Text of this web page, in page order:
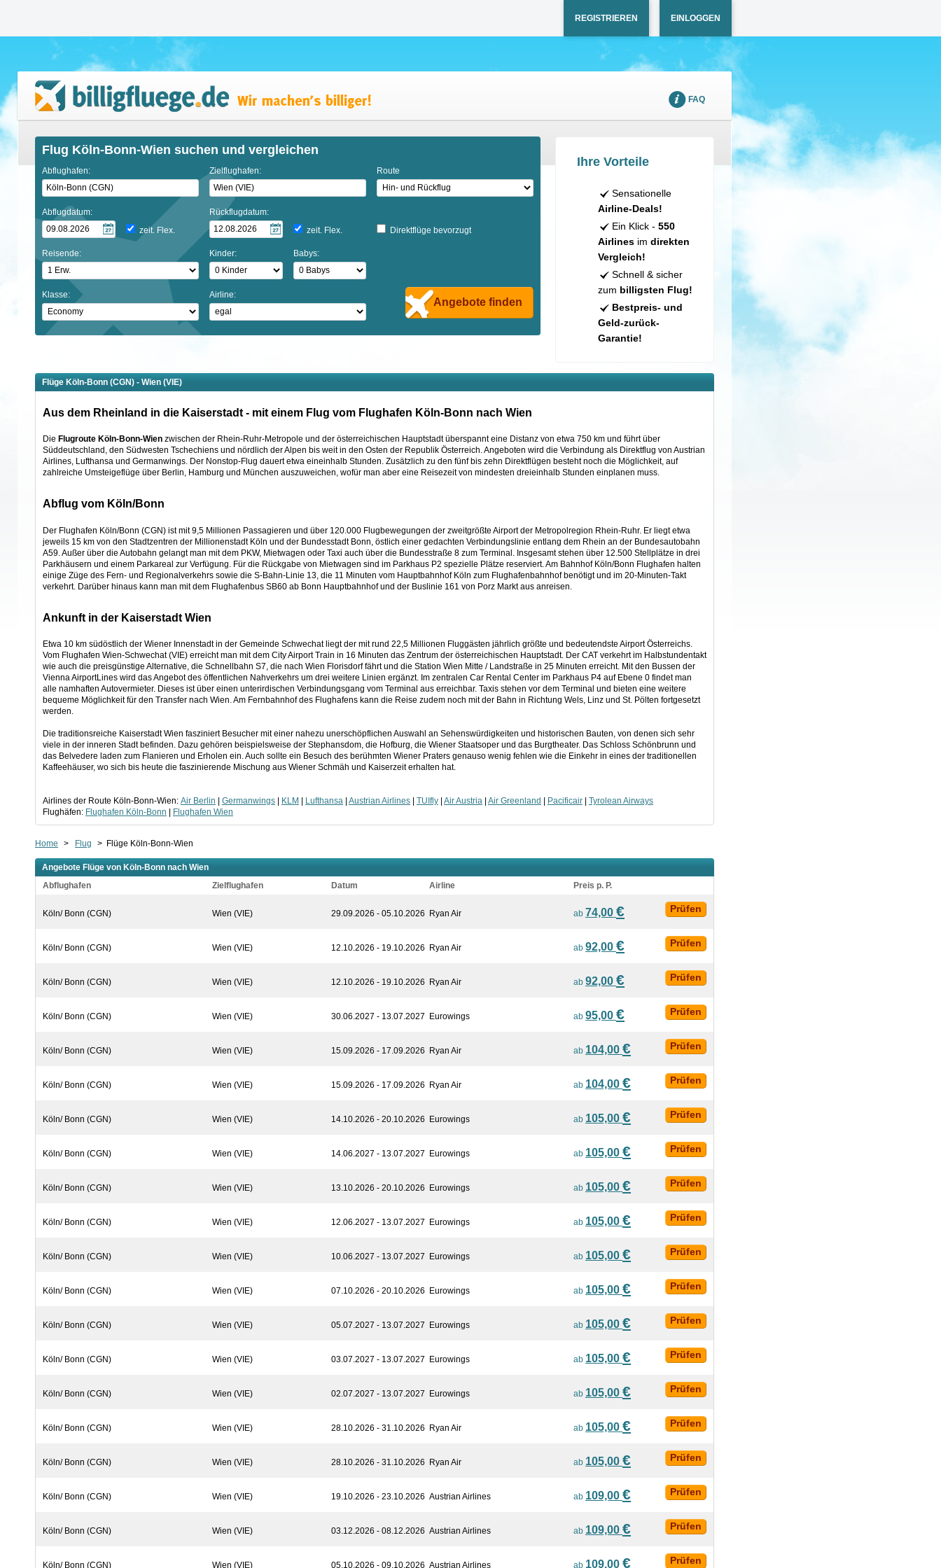
REGISTRIEREN EINLOGGEN
FAQ
Flug Köln-Bonn-Wien suchen und vergleichen
Abflughafen: Zielflughafen: Route
Abflugdatum:
zeit. Flex.
Rückflugdatum:
zeit. Flex.
Direktflüge bevorzugt
Reisende: Kinder: Babys:
Klasse: Airline:
Angebote finden
Ihre Vorteile
Sensationelle
Airline-Deals!
Ein Klick - 550
Airlinesim direkten
Vergleich!
Schnell & sicher
zum billigsten Flug!
Bestpreis- und
Geld-zurück-
Garantie!
Flüge Köln-Bonn (CGN) - Wien (VIE)
Aus dem Rheinland in die Kaiserstadt - mit einem Flug vom Flughafen Köln-Bonn nach Wien
Die Flugroute Köln-Bonn-Wienzwischen der Rhein-Ruhr-Metropole und der österreichischen Hauptstadt überspannt eine Distanz von etwa 750 km und führt über
Süddeutschland, den Südwesten Tschechiens und nördlich der Alpen bis weit in den Osten der Republik Österreich. Angeboten wird die Verbindung als Direktflug von Austrian
Airlines, Lufthansa und Germanwings. Der Nonstop-Flug dauert etwa eineinhalb Stunden. Zusätzlich zu den fünf bis zehn Direktflügen besteht noch die Möglichkeit, auf
zahlreiche Umsteigeflüge über Berlin, Hamburg und München auszuweichen, wofür man aber eine Reisezeit von mindesten dreieinhalb Stunden einplanen muss.
Abflug vom Köln/Bonn
Der Flughafen Köln/Bonn (CGN) ist mit 9,5 Millionen Passagieren und über 120.000 Flugbewegungen der zweitgrößte Airport der Metropolregion Rhein-Ruhr. Er liegt etwa
jeweils 15 km von den Stadtzentren der Millionenstadt Köln und der Bundesstadt Bonn, östlich einer gedachten Verbindungslinie entlang dem Rhein an der Bundesautobahn
A59. Außer über die Autobahn gelangt man mit dem PKW, Mietwagen oder Taxi auch über die Bundesstraße 8 zum Terminal. Insgesamt stehen über 12.500 Stellplätze in drei
Parkhäusern und einem Parkareal zur Verfügung. Für die Rückgabe von Mietwagen sind im Parkhaus P2 spezielle Plätze reserviert. Am Bahnhof Köln/Bonn Flughafen halten
einige Züge des Fern- und Regionalverkehrs sowie die S-Bahn-Linie 13, die 11 Minuten vom Hauptbahnhof Köln zum Flughafenbahnhof benötigt und im 20-Minuten-Takt
verkehrt. Darüber hinaus kann man mit dem Flughafenbus SB60 ab Bonn Hauptbahnhof und der Buslinie 161 von Porz Markt aus anreisen.
Ankunft in der Kaiserstadt Wien
Etwa 10 km südöstlich der Wiener Innenstadt in der Gemeinde Schwechat liegt der mit rund 22,5 Millionen Fluggästen jährlich größte und bedeutendste Airport Österreichs.
Vom Flughafen Wien-Schwechat (VIE) erreicht man mit dem City Airport Train in 16 Minuten das Zentrum der österreichischen Hauptstadt. Der CAT verkehrt im Halbstundentakt
wie auch die preisgünstige Alternative, die Schnellbahn S7, die nach Wien Florisdorf fährt und die Station Wien Mitte / Landstraße in 25 Minuten erreicht. Mit den Bussen der
Vienna AirportLines wird das Angebot des öffentlichen Nahverkehrs um drei weitere Linien ergänzt. Im zentralen Car Rental Center im Parkhaus P4 auf Ebene 0 findet man
alle namhaften Autovermieter. Dieses ist über einen unterirdischen Verbindungsgang vom Terminal aus erreichbar. Taxis stehen vor dem Terminal und bieten eine weitere
bequeme Möglichkeit für den Transfer nach Wien. Am Fernbahnhof des Flughafens kann die Reise zudem noch mit der Bahn in Richtung Wels, Linz und St. Pölten fortgesetzt
werden.
Die traditionsreiche Kaiserstadt Wien fasziniert Besucher mit einer nahezu unerschöpflichen Auswahl an Sehenswürdigkeiten und historischen Bauten, von denen sich sehr
viele in der inneren Stadt befinden. Dazu gehören beispielsweise der Stephansdom, die Hofburg, die Wiener Staatsoper und das Burgtheater. Das Schloss Schönbrunn und
das Belvedere laden zum Flanieren und Erholen ein. Auch sollte ein Besuch des berühmten Wiener Praters genauso wenig fehlen wie die Einkehr in eines der traditionellen
Kaffeehäuser, wo sich bis heute die faszinierende Mischung aus Wiener Schmäh und Kaiserzeit erhalten hat.
Airlines der Route Köln-Bonn-Wien: Air Berlin Germanwings| KLM Lufthansa| Austrian Airlines| TUIfly| Air Austria| Air Greenland Pacificair| Tyrolean Airways
Flughäfen: Flughafen Köln-Bonn Flughafen Wien
Home > Flug > Flüge Köln-Bonn-Wien
Angebote Flüge von Köln-Bonn nach Wien
Abflughafen
Zielflughafen Datum Airline Preis p. P.
Köln/ Bonn (CGN) Wien (VIE) 29.09.2026 - 05.10.2026 Ryan Air ab 74,00 € Prüfen
Köln/ Bonn (CGN) Wien (VIE) 12.10.2026 - 19.10.2026 Ryan Air ab 92,00 € Prüfen
Köln/ Bonn (CGN) Wien (VIE) 12.10.2026 - 19.10.2026 Ryan Air ab 92,00 € Prüfen
Köln/ Bonn (CGN) Wien (VIE) 30.06.2027 - 13.07.2027 Eurowings ab 95,00 € Prüfen
Köln/ Bonn (CGN) Wien (VIE) 15.09.2026 - 17.09.2026 Ryan Air ab 104,00 € Prüfen
Köln/ Bonn (CGN) Wien (VIE) 15.09.2026 - 17.09.2026 Ryan Air ab 104,00 € Prüfen
Köln/ Bonn (CGN) Wien (VIE) 14.10.2026 - 20.10.2026 Eurowings ab 105,00 € Prüfen
Köln/ Bonn (CGN) Wien (VIE) 14.06.2027 - 13.07.2027 Eurowings ab 105,00 € Prüfen
Köln/ Bonn (CGN) Wien (VIE) 13.10.2026 - 20.10.2026 Eurowings ab 105,00 € Prüfen
Köln/ Bonn (CGN) Wien (VIE) 12.06.2027 - 13.07.2027 Eurowings ab 105,00 € Prüfen
Köln/ Bonn (CGN) Wien (VIE) 10.06.2027 - 13.07.2027 Eurowings ab 105,00 € Prüfen
Köln/ Bonn (CGN) Wien (VIE) 07.10.2026 - 20.10.2026 Eurowings ab 105,00 € Prüfen
Köln/ Bonn (CGN) Wien (VIE) 05.07.2027 - 13.07.2027 Eurowings ab 105,00 € Prüfen
Köln/ Bonn (CGN) Wien (VIE) 03.07.2027 - 13.07.2027 Eurowings ab 105,00 € Prüfen
Köln/ Bonn (CGN) Wien (VIE) 02.07.2027 - 13.07.2027 Eurowings ab 105,00 € Prüfen
Köln/ Bonn (CGN) Wien (VIE) 28.10.2026 - 31.10.2026 Ryan Air ab 105,00 € Prüfen
Köln/ Bonn (CGN) Wien (VIE) 28.10.2026 - 31.10.2026 Ryan Air ab 105,00 € Prüfen
Köln/ Bonn (CGN) Wien (VIE) 19.10.2026 - 23.10.2026 Austrian Airlines ab 109,00 € Prüfen
Köln/ Bonn (CGN) Wien (VIE) 03.12.2026 - 08.12.2026 Austrian Airlines ab 109,00 € Prüfen
Köln/ Bonn (CGN) Wien (VIE) 05.10.2026 - 09.10.2026 Austrian Airlines ab 109,00 € Prüfen